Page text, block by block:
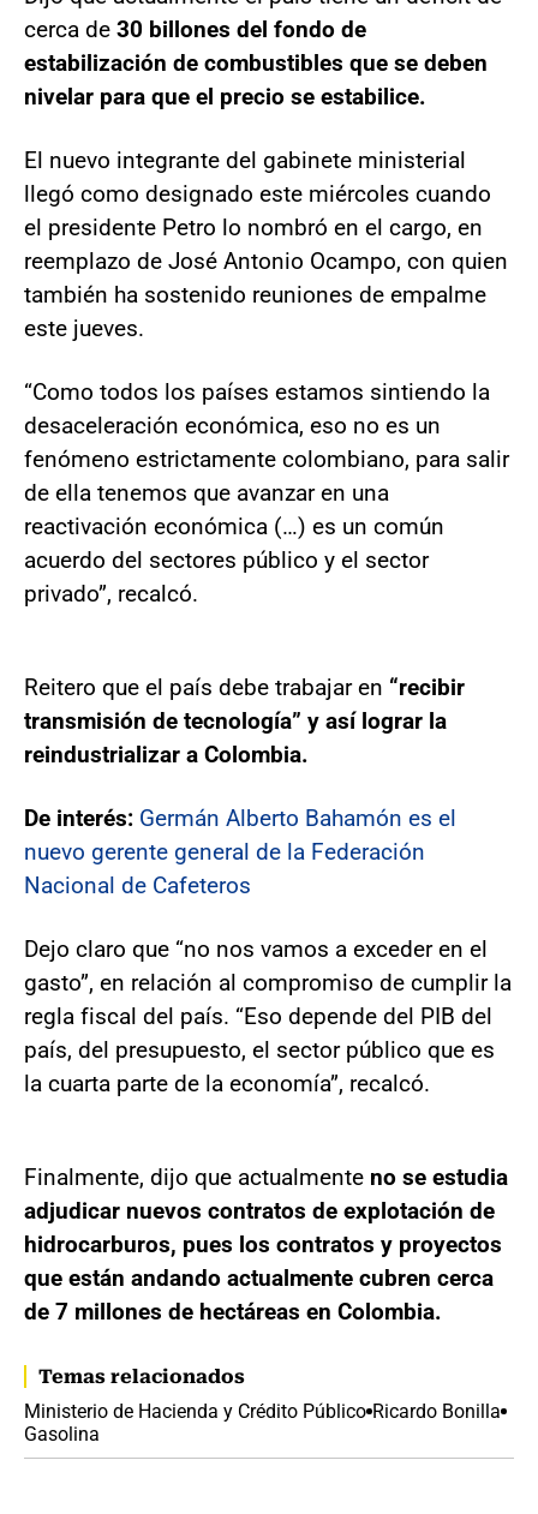
cerca de 30 billones del fondo de
estabilización de combustibles que se deben
nivelar para que el precio se estabilice.
El nuevo integrante del gabinete ministerial
llegó como designado este miércoles cuando
el presidente Petro lo nombró en el cargo, en
reemplazo de José Antonio Ocampo, con quien
también ha sostenido reuniones de empalme
este jueves.
“Como todos los países estamos sintiendo la
desaceleración económica, eso no es un
fenómeno estrictamente colombiano, para salir
de ella tenemos que avanzar en una
reactivación económica (…) es un común
acuerdo del sectores público y el sector
privado”, recalcó.
Reitero que el país debe trabajar en “recibir
transmisión de tecnología” y así lograr la
reindustrializar a Colombia.
De interés: Germán Alberto Bahamón es el
nuevo gerente general de la Federación
Nacional de Cafeteros
Dejo claro que “no nos vamos a exceder en el
gasto”, en relación al compromiso de cumplir la
regla fiscal del país. “Eso depende del PIB del
país, del presupuesto, el sector público que es
la cuarta parte de la economía”, recalcó.
Finalmente, dijo que actualmente no se estudia
adjudicar nuevos contratos de explotación de
hidrocarburos, pues los contratos y proyectos
que están andando actualmente cubren cerca
de 7 millones de hectáreas en Colombia.
Temas relacionados
Ministerio de Hacienda y Crédito Público Ricardo Bonilla
Gasolina